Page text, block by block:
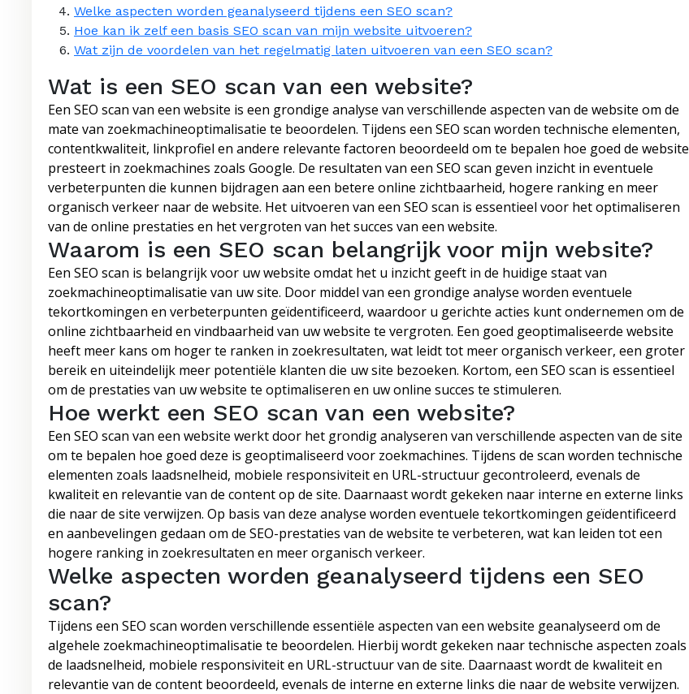
Welke aspecten worden geanalyseerd tijdens een SEO scan?
Hoe kan ik zelf een basis SEO scan van mijn website uitvoeren?
Wat zijn de voordelen van het regelmatig laten uitvoeren van een SEO scan?
Wat is een SEO scan van een website?
Een SEO scan van een website is een grondige analyse van verschillende aspecten van de website om de
mate van zoekmachineoptimalisatie te beoordelen. Tijdens een SEO scan worden technische elementen,
contentkwaliteit, linkprofiel en andere relevante factoren beoordeeld om te bepalen hoe goed de website
presteert in zoekmachines zoals Google. De resultaten van een SEO scan geven inzicht in eventuele
verbeterpunten die kunnen bijdragen aan een betere online zichtbaarheid, hogere ranking en meer
organisch verkeer naar de website. Het uitvoeren van een SEO scan is essentieel voor het optimaliseren
van de online prestaties en het vergroten van het succes van een website.
Waarom is een SEO scan belangrijk voor mijn website?
Een SEO scan is belangrijk voor uw website omdat het u inzicht geeft in de huidige staat van
zoekmachineoptimalisatie van uw site. Door middel van een grondige analyse worden eventuele
tekortkomingen en verbeterpunten geïdentificeerd, waardoor u gerichte acties kunt ondernemen om de
online zichtbaarheid en vindbaarheid van uw website te vergroten. Een goed geoptimaliseerde website
heeft meer kans om hoger te ranken in zoekresultaten, wat leidt tot meer organisch verkeer, een groter
bereik en uiteindelijk meer potentiële klanten die uw site bezoeken. Kortom, een SEO scan is essentieel
om de prestaties van uw website te optimaliseren en uw online succes te stimuleren.
Hoe werkt een SEO scan van een website?
Een SEO scan van een website werkt door het grondig analyseren van verschillende aspecten van de site
om te bepalen hoe goed deze is geoptimaliseerd voor zoekmachines. Tijdens de scan worden technische
elementen zoals laadsnelheid, mobiele responsiviteit en URL-structuur gecontroleerd, evenals de
kwaliteit en relevantie van de content op de site. Daarnaast wordt gekeken naar interne en externe links
die naar de site verwijzen. Op basis van deze analyse worden eventuele tekortkomingen geïdentificeerd
en aanbevelingen gedaan om de SEO-prestaties van de website te verbeteren, wat kan leiden tot een
hogere ranking in zoekresultaten en meer organisch verkeer.
Welke aspecten worden geanalyseerd tijdens een SEO
scan?
Tijdens een SEO scan worden verschillende essentiële aspecten van een website geanalyseerd om de
algehele zoekmachineoptimalisatie te beoordelen. Hierbij wordt gekeken naar technische aspecten zoals
de laadsnelheid, mobiele responsiviteit en URL-structuur van de site. Daarnaast wordt de kwaliteit en
relevantie van de content beoordeeld, evenals de interne en externe links die naar de website verwijzen.